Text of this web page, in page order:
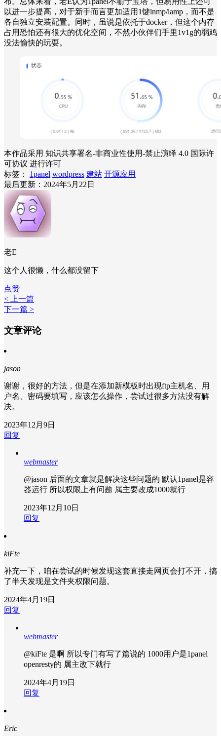
以进一步提高，对于新手而言更加适用1键lnmp/lamp，而不是
各自独立安装配置。同时，虽说是依托于docker，但这个内存
占用恐怕还有很大的优化空间，不然小伙伴们手里1v1g的弱鸡
没法愉快的玩耍。
本作品采用 知识共享署名-非商业性使用-禁止演绎 4.0 国际许
可协议 进行许可
标签：
1panel wordpress 建站 开源应用
最后更新：2024年5月22日
老E
这个人很懒，什么都没留下
点赞
< 上一篇
下一篇 >
文章评论
jason
谢谢，很好的方法，但是在添加新模板时出现ftp主机名、用
户名、密码要填写，应该怎么操作，尝试过很多方法没有解
决。
2023年12月9日
回复
webmaster
@jason 后面的文章就是解决这些问题的 默认1panel是容
器运行 所以权限上有问题 属主要改成1000就行
2023年12月10日
回复
kiFte
补充一下，咱在尝试的时候发现这套直接走网页会打不开，搞
了半天发现是文件夹权限问题。
2024年4月19日
回复
webmaster
@kiFte 是啊 所以专门有写了篇说的 1000用户是1panel
openresty的 属主改下就行
2024年4月19日
回复
Eric